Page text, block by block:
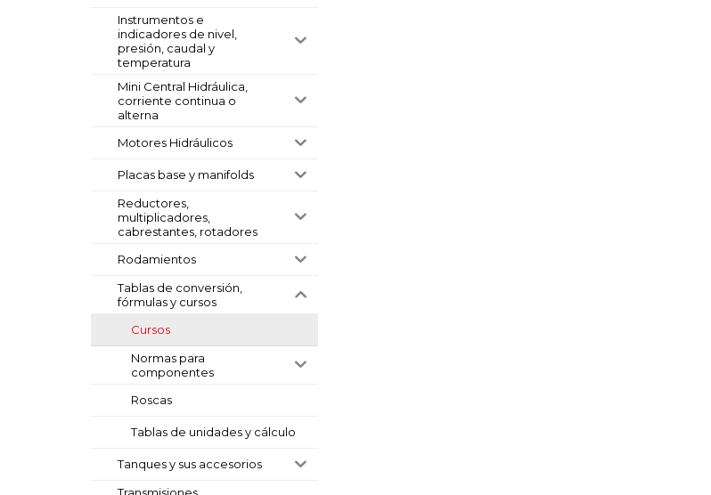
Instrumentos e
indicadores de nivel,
presión, caudal y
temperatura
Mini Central Hidráulica,
corriente continua o
alterna
Motores Hidráulicos
Placas base y manifolds
Reductores,
multiplicadores,
cabrestantes, rotadores
Rodamientos
Tablas de conversión,
fórmulas y cursos
Cursos
Normas para
componentes
Roscas
Tablas de unidades y cálculo
Tanques y sus accesorios